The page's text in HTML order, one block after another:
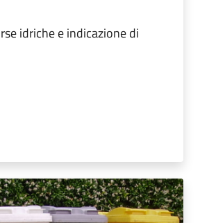
idriche e indicazione di